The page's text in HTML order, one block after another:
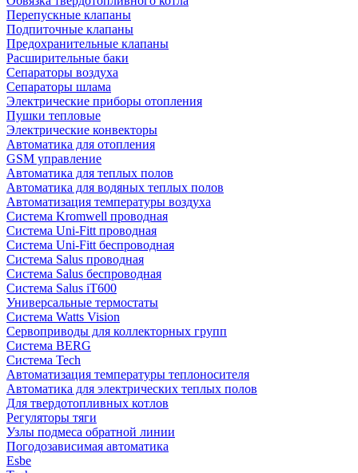
Перепускные клапаны
Подпиточные клапаны
Предохранительные клапаны
Расширительные баки
Сепараторы воздуха
Сепараторы шлама
Электрические приборы отопления
Пушки тепловые
Электрические конвекторы
Автоматика для отопления
GSM управление
Автоматика для теплых полов
Автоматика для водяных теплых полов
Автоматизация температуры воздуха
Система Kromwell проводная
Система Uni-Fitt проводная
Система Uni-Fitt беспроводная
Система Salus проводная
Система Salus беспроводная
Система Salus iT600
Универсальные термостаты
Система Watts Vision
Сервоприводы для коллекторных групп
Система BERG
Система Tech
Автоматизация температуры теплоносителя
Автоматика для электрических теплых полов
Для твердотопливных котлов
Регуляторы тяги
Узлы подмеса обратной линии
Погодозависимая автоматика
Esbe